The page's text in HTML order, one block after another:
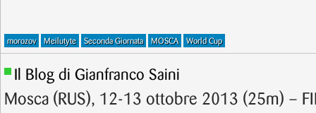
morozov Meilutyte Seconda Giornata MOSCA World Cup
Il Blog di Gianfranco Saini
Mosca (RUS), 12-13 ottobre 2013 (25m) –